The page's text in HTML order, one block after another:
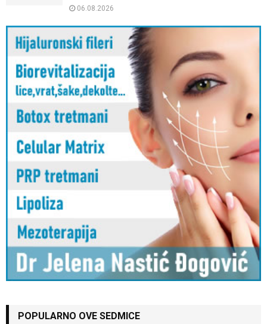
06.08.2026
POPULARNO OVE SEDMICE